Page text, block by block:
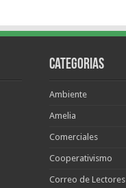
Categorias
Ambiente
Amelia
Comerciales
Cooperativismo
Correo de Lectores